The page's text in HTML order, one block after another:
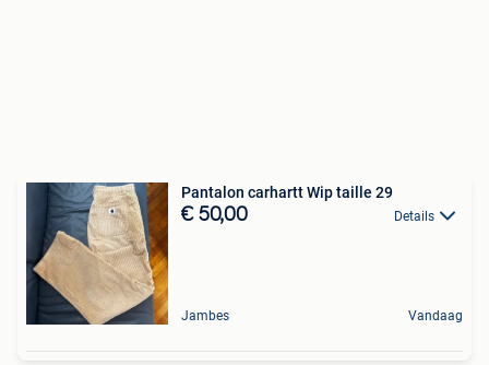
Pantalon carhartt Wip taille 29
€ 50,00 Details
Jambes Vandaag